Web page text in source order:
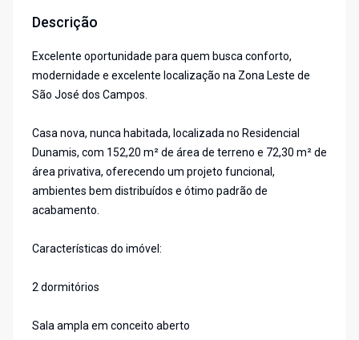
Descrição
Excelente oportunidade para quem busca conforto,
modernidade e excelente localização na Zona Leste de
São José dos Campos.
Casa nova, nunca habitada, localizada no Residencial
Dunamis, com 152,20 m² de área de terreno e 72,30 m² de
área privativa, oferecendo um projeto funcional,
ambientes bem distribuídos e ótimo padrão de
acabamento.
Características do imóvel:
2 dormitórios
Sala ampla em conceito aberto